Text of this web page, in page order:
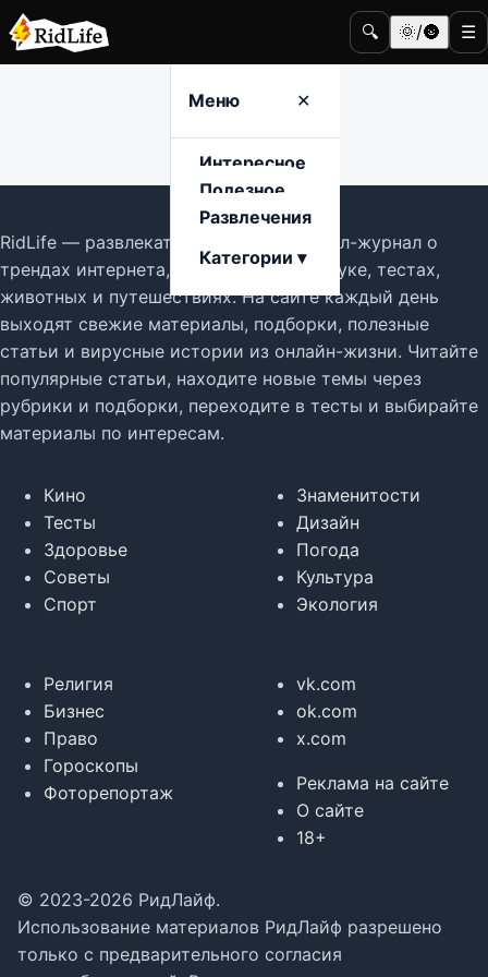
🔍 🌞/🌚 ☰
Меню ✕
Интересное
Полезное
Развлечения
Категории ▾
RidLife — развлекательный и лайфстайл-журнал о
трендах интернета, кино, здоровье, науке, тестах,
животных и путешествиях. На сайте каждый день
выходят свежие материалы, подборки, полезные
статьи и вирусные истории из онлайн-жизни. Читайте
популярные статьи, находите новые темы через
рубрики и подборки, переходите в тесты и выбирайте
материалы по интересам.
Кино
Тесты
Здоровье
Советы
Спорт
Знаменитости
Дизайн
Погода
Культура
Экология
Религия
Бизнес
Право
Гороскопы
Фоторепортаж
vk.com
ok.com
x.com
Реклама на сайте
О сайте
18+
© 2023-2026 РидЛайф.
Использование материалов РидЛайф разрешено
только с предварительного согласия